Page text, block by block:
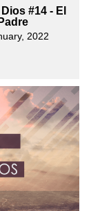
#14 - El
2022